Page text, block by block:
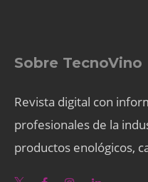
Sobre TecnoVino
Revista digital con
profesionales de la
productos enológicos,